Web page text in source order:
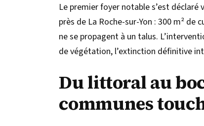
Le premier foyer notable s’est déclaré
près de La Roche-sur-Yon : 300 m²
ne se propagent à un talus.
de végétation, l’extinction définitive
Du littoral au
communes